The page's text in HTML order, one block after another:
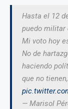
Hasta el 12
puedo militar
Mi voto hoy
No de
haciendo
que no
— Marisol